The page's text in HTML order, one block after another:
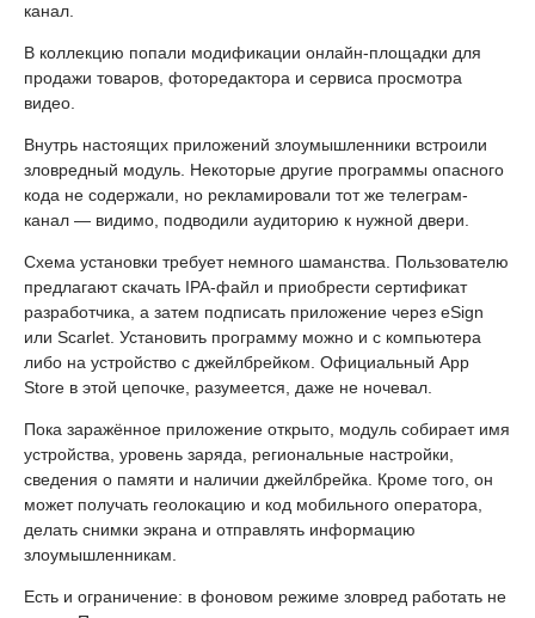
канал.
В коллекцию попали модификации онлайн-площадки для
продажи товаров, фоторедактора и сервиса просмотра
видео.
Внутрь настоящих приложений злоумышленники встроили
зловредный модуль. Некоторые другие программы опасного
кода не содержали, но рекламировали тот же телеграм-
канал — видимо, подводили аудиторию к нужной двери.
Схема установки требует немного шаманства. Пользователю
предлагают скачать IPA-файл и приобрести сертификат
разработчика, а затем подписать приложение через eSign
или Scarlet. Установить программу можно и с компьютера
либо на устройство с джейлбрейком. Официальный App
Store в этой цепочке, разумеется, даже не ночевал.
Пока заражённое приложение открыто, модуль собирает имя
устройства, уровень заряда, региональные настройки,
сведения о памяти и наличии джейлбрейка. Кроме того, он
может получать геолокацию и код мобильного оператора,
делать снимки экрана и отправлять информацию
злоумышленникам.
Есть и ограничение: в фоновом режиме зловред работать не